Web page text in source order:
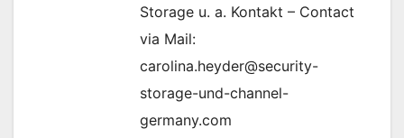
Storage u. a. Kontakt – Contact
via Mail:
carolina.heyder@security-
storage-und-channel-
germany.com